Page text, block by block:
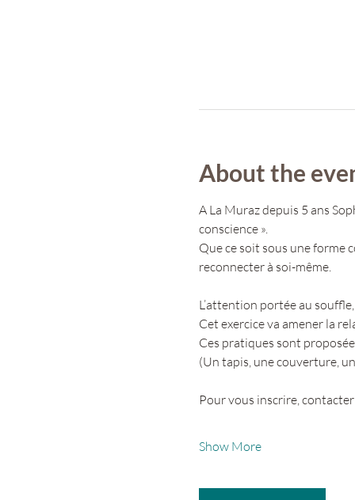
About the
A La Muraz depuis 5 ans
conscience ».
Que ce soit sous une forme
reconnecter à soi-même.
L’attention portée au
Cet exercice va amener la
Ces pratiques sont
(Un tapis, une couverture,
Pour vous inscrire,
Show More